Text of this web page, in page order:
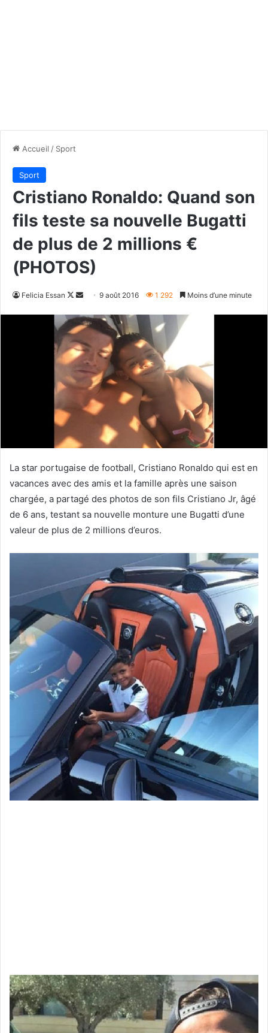
Accueil / Sport
Sport
Cristiano Ronaldo: Quand son
fils teste sa nouvelle Bugatti
de plus de 2 millions €
(PHOTOS)
Felicia Essan
Follow
X
Envoyer
courriel
9 août 2016 1 292 Moins d’une minute
La star portugaise de football, Cristiano Ronaldo qui est en
vacances avec des amis et la famille après une saison
chargée, a partagé des photos de son fils Cristiano Jr, âgé
de 6 ans, testant sa nouvelle monture une Bugatti d’une
valeur de plus de 2 millions d’euros.